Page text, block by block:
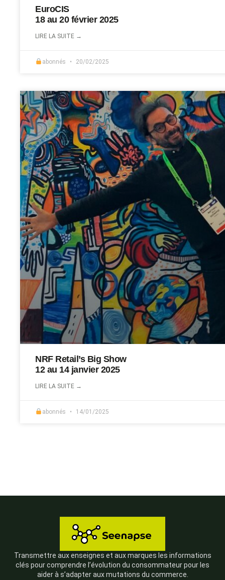
EuroCIS
18 au 20 février 2025
LIRE LA SUITE →
abonnés 20/02/2025
NRF Retail’s Big Show
12 au 14 janvier 2025
LIRE LA SUITE →
abonnés 14/01/2025
Transmettre aux enseignes et aux marques les informations
clés pour comprendre l’évolution du consommateur pour les
aider à s’adapter aux mutations du commerce.